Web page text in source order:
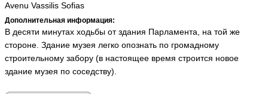
Avenu Vassilis Sofias
Дополнительная информация:
В десяти минутах ходьбы от здания Парламента, на той же
стороне. Здание музея легко опознать по громадному
строительному забору (в настоящее время строится новое
здание музея по соседству).